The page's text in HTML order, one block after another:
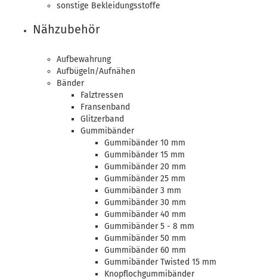
sonstige Bekleidungsstoffe
Nähzubehör
Aufbewahrung
Aufbügeln/Aufnähen
Bänder
Falztressen
Fransenband
Glitzerband
Gummibänder
Gummibänder 10 mm
Gummibänder 15 mm
Gummibänder 20 mm
Gummibänder 25 mm
Gummibänder 3 mm
Gummibänder 30 mm
Gummibänder 40 mm
Gummibänder 5 - 8 mm
Gummibänder 50 mm
Gummibänder 60 mm
Gummibänder Twisted 15 mm
Knopflochgummibänder